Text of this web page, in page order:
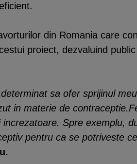
din Romania care
proiect, dezvaluind
sa ofer sprijinul
in materie de
Spre exemplu,
pentru ca se potriveste